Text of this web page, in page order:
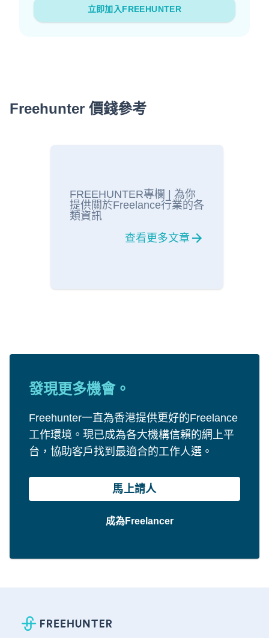
立即加入FREEHUNTER
Freehunter 價錢參考
FREEHUNTER專欄 | 為你
提供關於Freelance行業的各
類資訊
查看更多文章
發現更多機會。
Freehunter一直為香港提供更好的Freelance
工作環境。現已成為各大機構信賴的網上平
台，協助客戶找到最適合的工作人選。
馬上請人
成為Freelancer